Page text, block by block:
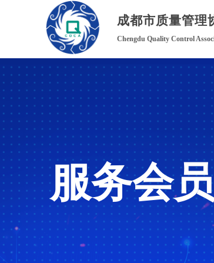
成都市质量管理
Chengdu Quality Control
服务会